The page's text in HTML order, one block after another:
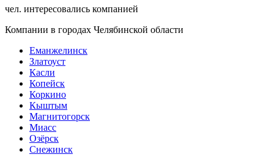
чел. интересовались компанией
Компании в городах Челябинской области
Еманжелинск
Златоуст
Касли
Копейск
Коркино
Кыштым
Магнитогорск
Миасс
Озёрск
Снежинск